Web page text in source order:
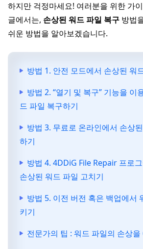
하지만 걱정마세요! 여러분을 위한 가
글에서는, 손상된 워드 파일 복구 방법
쉬운 방법을 알아보겠습니다.
방법 1. 안전 모드에서 손상된 워
방법 2. “열기 및 복구” 기능을 이
드 파일 복구하기
방법 3. 무료로 온라인에서 손상
하기
방법 4. 4DDiG File Repair 프로
손상된 워드 파일 고치기
방법 5. 이전 버전 혹은 백업에서
키기
전문가의 팁 : 워드 파일의 손상을